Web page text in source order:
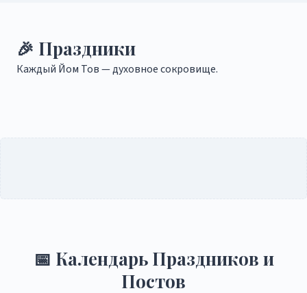
🎉 Праздники
Каждый Йом Тов — духовное сокровище.
📅 Календарь Праздников и
Постов